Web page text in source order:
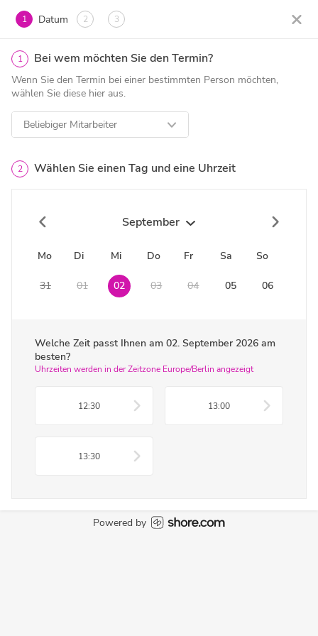
1 Datum 2 3
1 Bei wem möchten Sie den Termin?
Wenn Sie den Termin bei einer bestimmten Person möchten,
wählen Sie diese hier aus.
Beliebiger Mitarbeiter
2 Wählen Sie einen Tag und eine Uhrzeit
September
Mo Di Mi Do Fr Sa So
31 01 02 03 04 05 06
Welche Zeit passt Ihnen am 02. September 2026 am
besten?
Uhrzeiten werden in der Zeitzone Europe/Berlin angezeigt
12:30 13:00
13:30
Powered by